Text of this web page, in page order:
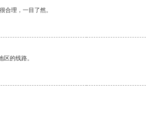
合理，一目了然。
的线路。